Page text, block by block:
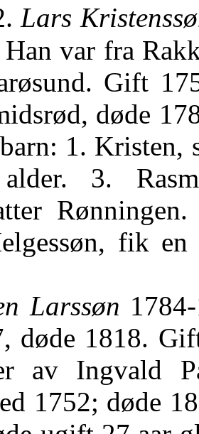
Lars
Han var fra
Gift
døde
1. Kristen,
3.
fik
Larssøn
døde 1818.
av Ingvald
1752; døde